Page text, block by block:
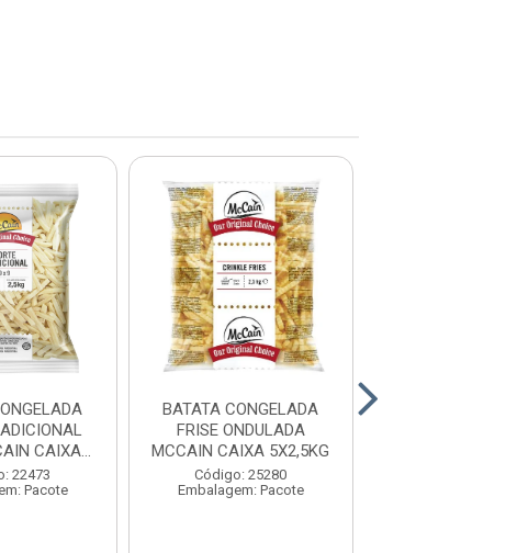
CAIXA
22473
Pacote
BATATA CONGELADA
FRISE ONDULADA
MCCAIN CAIXA 5X2,5KG
Código: 25280
Embalagem: Pacote